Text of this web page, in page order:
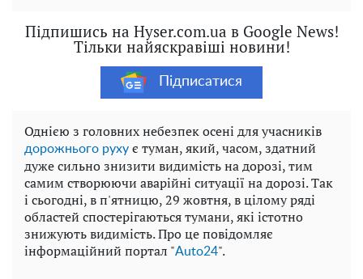
Підпишись на Hyser.com.ua в Google News!
Тільки найяскравіші новини!
Підписатися
Однією з головних небезпек осені для учасників
дорожнього руху є туман, який, часом, здатний
дуже сильно знизити видимість на дорозі, тим
самим створюючи аварійні ситуації на дорозі. Так
і сьогодні, в п'ятницю, 29 жовтня, в цілому ряді
областей спостерігаються тумани, які істотно
знижують видимість. Про це повідомляє
iнформаційний портал "Auto24".